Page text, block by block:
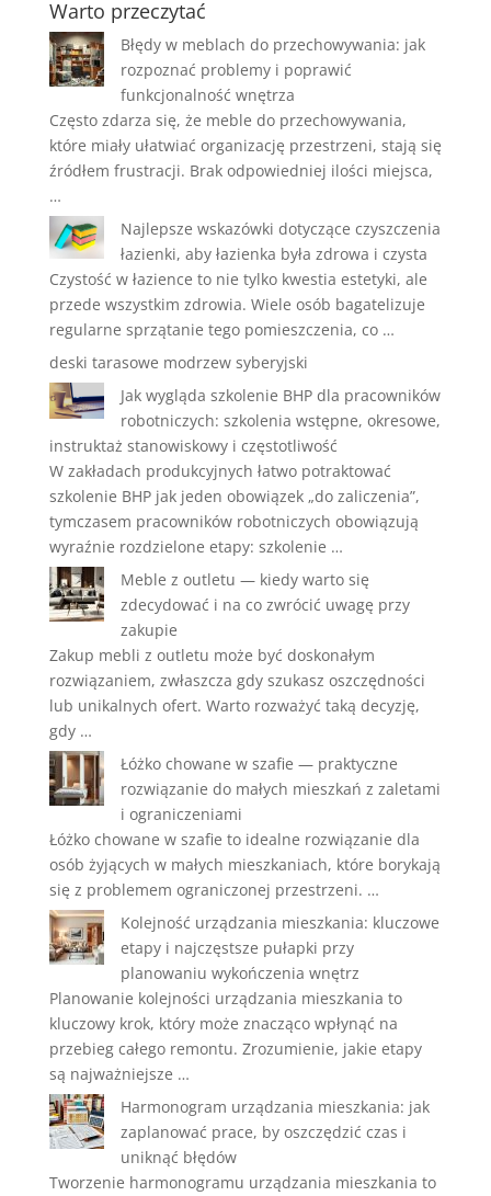
Warto przeczytać
Błędy w meblach do przechowywania: jak
rozpoznać problemy i poprawić
funkcjonalność wnętrza
Często zdarza się, że meble do przechowywania,
które miały ułatwiać organizację przestrzeni, stają się
źródłem frustracji. Brak odpowiedniej ilości miejsca,
…
Najlepsze wskazówki dotyczące czyszczenia
łazienki, aby łazienka była zdrowa i czysta
Czystość w łazience to nie tylko kwestia estetyki, ale
przede wszystkim zdrowia. Wiele osób bagatelizuje
regularne sprzątanie tego pomieszczenia, co …
deski tarasowe modrzew syberyjski
Jak wygląda szkolenie BHP dla pracowników
robotniczych: szkolenia wstępne, okresowe,
instruktaż stanowiskowy i częstotliwość
W zakładach produkcyjnych łatwo potraktować
szkolenie BHP jak jeden obowiązek „do zaliczenia”,
tymczasem pracowników robotniczych obowiązują
wyraźnie rozdzielone etapy: szkolenie …
Meble z outletu — kiedy warto się
zdecydować i na co zwrócić uwagę przy
zakupie
Zakup mebli z outletu może być doskonałym
rozwiązaniem, zwłaszcza gdy szukasz oszczędności
lub unikalnych ofert. Warto rozważyć taką decyzję,
gdy …
Łóżko chowane w szafie — praktyczne
rozwiązanie do małych mieszkań z zaletami
i ograniczeniami
Łóżko chowane w szafie to idealne rozwiązanie dla
osób żyjących w małych mieszkaniach, które borykają
się z problemem ograniczonej przestrzeni. …
Kolejność urządzania mieszkania: kluczowe
etapy i najczęstsze pułapki przy
planowaniu wykończenia wnętrz
Planowanie kolejności urządzania mieszkania to
kluczowy krok, który może znacząco wpłynąć na
przebieg całego remontu. Zrozumienie, jakie etapy
są najważniejsze …
Harmonogram urządzania mieszkania: jak
zaplanować prace, by oszczędzić czas i
uniknąć błędów
Tworzenie harmonogramu urządzania mieszkania to